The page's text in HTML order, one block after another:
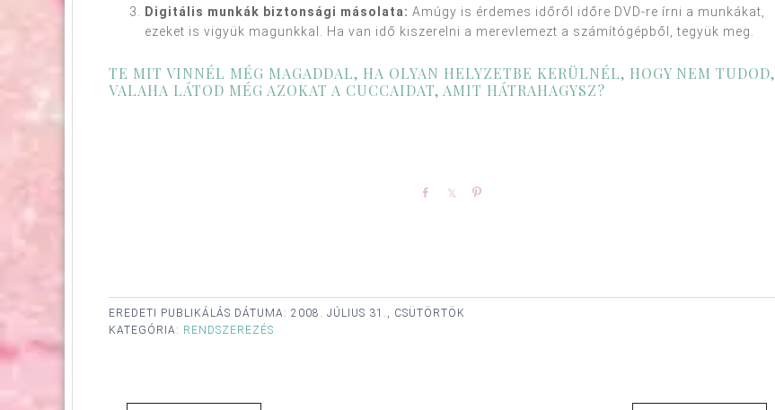
Digitális munkák biztonsági másolata: Amúgy is érdemes időről időre DVD-re írni a munkákat,
ezeket is vigyük magunkkal. Ha van idő kiszerelni a merevlemezt a számítógépből, tegyük meg.
TE MIT VINNÉL MÉG MAGADDAL, HA OLYAN HELYZETBE KERÜLNÉL, HOGY NEM TUDOD,
VALAHA LÁTOD MÉG AZOKAT A CUCCAIDAT, AMIT HÁTRAHAGYSZ?
Share Share
EREDETI PUBLIKÁLÁS DÁTUMA: 2008. JÚLIUS 31., CSÜTÖRTÖK
KATEGÓRIA: RENDSZEREZÉS